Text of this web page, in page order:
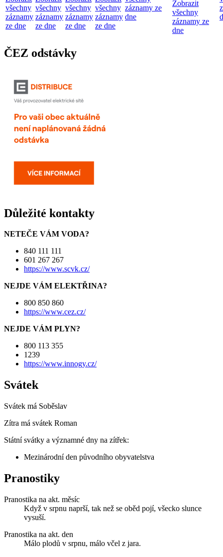
všechny
záznamy
ze dne
všechny
záznamy
ze dne
všechny
záznamy
ze dne
všechny
záznamy
ze dne
záznamy ze
dne
Zobrazit
všechny
záznamy ze
dne
ČEZ odstávky
Důležité kontakty
NETEČE VÁM VODA?
840 111 111
601 267 267
https://www.scvk.cz/
NEJDE VÁM ELEKTŘINA?
800 850 860
https://www.cez.cz/
NEJDE VÁM PLYN?
800 113 355
1239
https://www.innogy.cz/
Svátek
Svátek má Soběslav
Zítra má svátek Roman
Státní svátky a významné dny na zítřek:
Mezinárodní den původního obyvatelstva
Pranostiky
Pranostika na akt. měsíc
Když v srpnu naprší, tak než se oběd pojí, všecko slunce
vysuší.
Pranostika na akt. den
Málo plodů v srpnu, málo včel z jara.